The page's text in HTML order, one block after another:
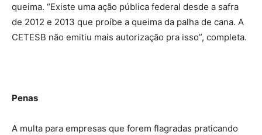
queima. “Existe uma ação pública federal desde a safra
de 2012 e 2013 que proíbe a queima da palha de cana. A
CETESB não emitiu mais autorização pra isso”, completa.
Penas
A multa para empresas que forem flagradas praticando